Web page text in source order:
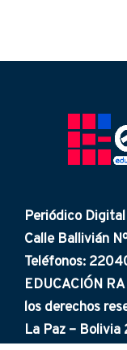
Periódico
Calle Ballivián
Teléfonos:
EDUCACIÓN
los derechos
La Paz –